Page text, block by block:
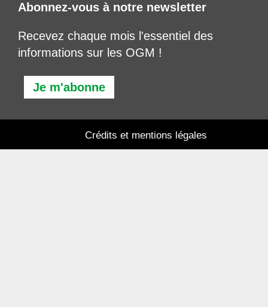
Abonnez-vous à notre newsletter
Recevez chaque mois l'essentiel des
informations sur les OGM !
Je m'abonne
Crédits et mentions légales